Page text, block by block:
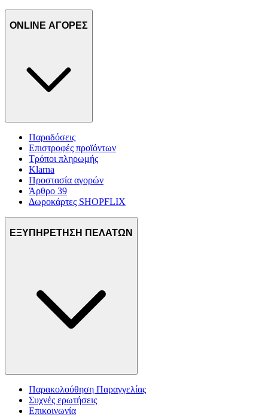
ONLINE ΑΓΟΡΕΣ
Παραδόσεις
Επιστροφές προϊόντων
Τρόποι πληρωμής
Klarna
Προστασία αγορών
Άρθρο 39
Δωροκάρτες SHOPFLIX
ΕΞΥΠΗΡΕΤΗΣΗ ΠΕΛΑΤΩΝ
Παρακολούθηση Παραγγελίας
Συχνές ερωτήσεις
Επικοινωνία